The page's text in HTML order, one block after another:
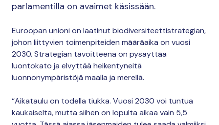
parlamentilla on avaimet käsissään.
Euroopan unioni on laatinut biodiversiteettistrategian,
johon liittyvien toimenpiteiden määräaika on vuosi
2030. Strategian tavoitteena on pysäyttää
luontokato ja elvyttää heikentyneitä
luonnonympäristöjä maalla ja merellä.
“Aikataulu on todella tiukka. Vuosi 2030 voi tuntua
kaukaiselta, mutta siihen on lopulta aikaa vain 5,5